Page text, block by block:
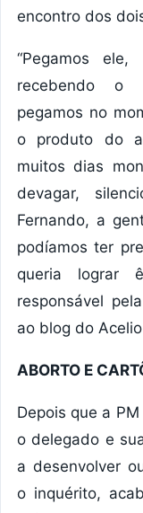
encontro dos
“Pegamos
recebendo o
pegamos no
o produto do
muitos dias
devagar,
Fernando, a
podíamos ter
queria lograr
responsável
ao blog do Acelio
ABORTO E
Depois que a
o delegado e
a desenvolver
o inquérito,